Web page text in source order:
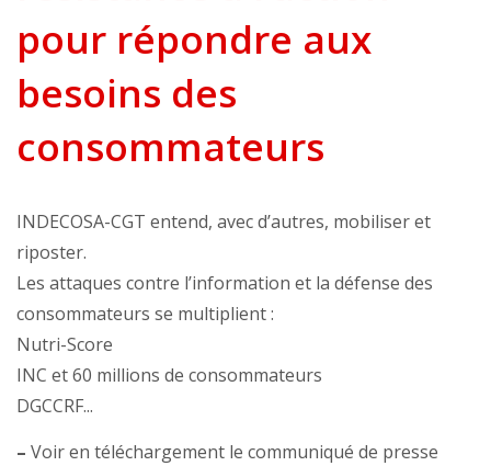
pour répondre aux
besoins des
consommateurs
INDECOSA-CGT entend, avec d’autres, mobiliser et
riposter.
Les attaques contre l’information et la défense des
consommateurs se multiplient :
Nutri-Score
INC et 60 millions de consommateurs
DGCCRF...
– Voir en téléchargement le communiqué de presse